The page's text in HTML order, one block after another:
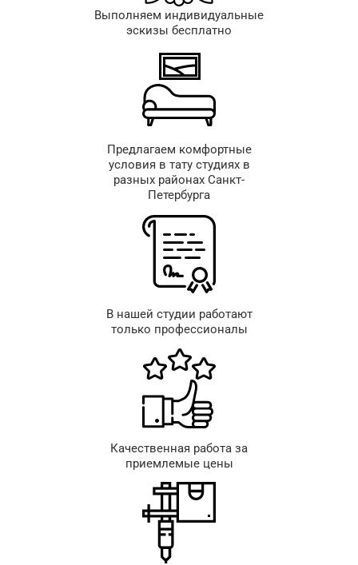
Выполняем индивидуальные
эскизы бесплатно
Предлагаем комфортные
условия в тату студиях в
разных районах Санкт-
Петербурга
В нашей студии работают
только профессионалы
Качественная работа за
приемлемые цены